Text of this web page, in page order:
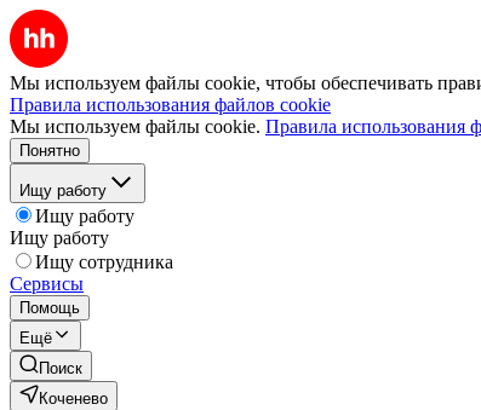
Мы используем файлы cookie, чтобы обеспечивать
Правила использования файлов cookie
Мы используем файлы cookie. Правила использования
Понятно
Ищу работу
Ищу работу
Ищу работу
Ищу сотрудника
Сервисы
Помощь
Ещё
Поиск
Коченево